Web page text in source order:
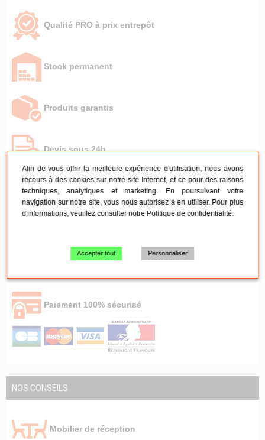
Qualité PRO à prix entrepôt
Stock permanent
Produits garantis
Devis sous 24h
Livraison rapide
SAV sous 24h
Paiement 100% sécurisé
NOS CONSEILS
Mobilier de réception
Afin de vous offrir la meilleure expérience d'utilisation, nous avons
recours à des cookies sur notre site Internet, et ce pour des raisons
techniques, analytiques et marketing. En poursuivant votre
navigation sur notre site, vous nous autorisez à en utiliser. Pour plus
d'informations, veuillez consulter notre Politique de confidentialité.
Accepter tout Personnaliser